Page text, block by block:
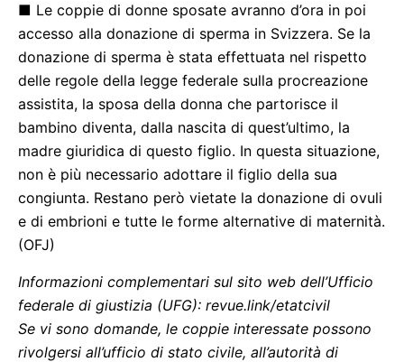
■ Le coppie di donne sposate avranno d’ora in poi
accesso alla donazione di sperma in Svizzera. Se la
donazione di sperma è stata effettuata nel rispetto
delle regole della legge federale sulla procreazione
assistita, la sposa della donna che partorisce il
bambino diventa, dalla nascita di quest’ultimo, la
madre giuridica di questo figlio. In questa situazione,
non è più necessario adottare il figlio della sua
congiunta. Restano però vietate la donazione di ovuli
e di embrioni e tutte le forme alternative di maternità.
(OFJ)
Informazioni complementari sul sito web dell’Ufficio
federale di giustizia (UFG): revue.link/etatcivil
Se vi sono domande, le coppie interessate possono
rivolgersi all’ufficio di stato civile, all’autorità di